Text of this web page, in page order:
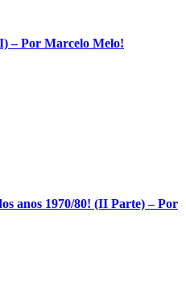
– Por Marcelo Melo!
anos 1970/80! (II Parte) – Por